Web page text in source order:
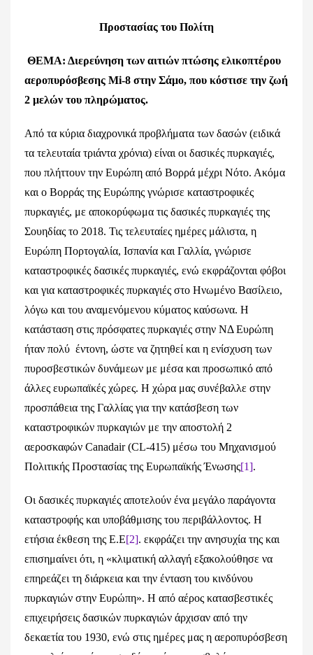
Προστασίας του Πολίτη
ΘΕΜΑ: Διερεύνηση των αιτιών πτώσης ελικοπτέρου
αεροπυρόσβεσης Mi-8 στην Σάμο, που κόστισε την ζωή
2 μελών του πληρώματος.
Από τα κύρια διαχρονικά προβλήματα των δασών (ειδικά
τα τελευταία τριάντα χρόνια) είναι οι δασικές πυρκαγιές,
που πλήττουν την Ευρώπη από Βορρά μέχρι Νότο. Ακόμα
και ο Βορράς της Ευρώπης γνώρισε καταστροφικές
πυρκαγιές, με αποκορύφωμα τις δασικές πυρκαγιές της
Σουηδίας το 2018. Τις τελευταίες ημέρες μάλιστα, η
Ευρώπη Πορτογαλία, Ισπανία και Γαλλία, γνώρισε
καταστροφικές δασικές πυρκαγιές, ενώ εκφράζονται φόβοι
και για καταστροφικές πυρκαγιές στο Ηνωμένο Βασίλειο,
λόγω και του αναμενόμενου κύματος καύσωνα. Η
κατάσταση στις πρόσφατες πυρκαγιές στην ΝΔ Ευρώπη
ήταν πολύ έντονη, ώστε να ζητηθεί και η ενίσχυση των
πυροσβεστικών δυνάμεων με μέσα και προσωπικό από
άλλες ευρωπαϊκές χώρες. Η χώρα μας συνέβαλλε στην
προσπάθεια της Γαλλίας για την κατάσβεση των
καταστροφικών πυρκαγιών με την αποστολή 2
αεροσκαφών Canadair (CL-415) μέσω του Μηχανισμού
Πολιτικής Προστασίας της Ευρωπαϊκής Ένωσης[1].
Οι δασικές πυρκαγιές αποτελούν ένα μεγάλο παράγοντα
καταστροφής και υποβάθμισης του περιβάλλοντος. Η
ετήσια έκθεση της Ε.Ε[2]. εκφράζει την ανησυχία της και
επισημαίνει ότι, η «κλιματική αλλαγή εξακολούθησε να
επηρεάζει τη διάρκεια και την ένταση του κινδύνου
πυρκαγιών στην Ευρώπη». Η από αέρος κατασβεστικές
επιχειρήσεις δασικών πυρκαγιών άρχισαν από την
δεκαετία του 1930, ενώ στις ημέρες μας η αεροπυρόσβεση